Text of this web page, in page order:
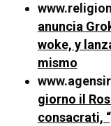
anuncia
woke, y
mismo
giorno il
consacrati,